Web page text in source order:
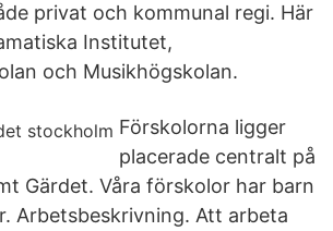
privat och kommunal regi. Här
Institutet,
och Musikhögskolan.
Förskolorna ligger
placerade centralt på
Gärdet. Våra förskolor har barn
Arbetsbeskrivning. Att arbeta